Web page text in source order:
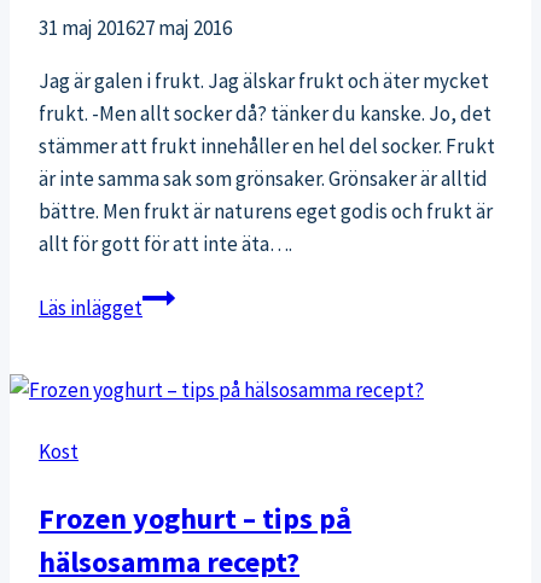
31 maj 201627 maj 2016
Jag är galen i frukt. Jag älskar frukt och äter mycket
frukt. -Men allt socker då? tänker du kanske. Jo, det
stämmer att frukt innehåller en hel del socker. Frukt
är inte samma sak som grönsaker. Grönsaker är alltid
bättre. Men frukt är naturens eget godis och frukt är
allt för gott för att inte äta….
Läs inläggetMellanmålstips:
med
Kost
Frozen yoghurt – tips på
hälsosamma recept?